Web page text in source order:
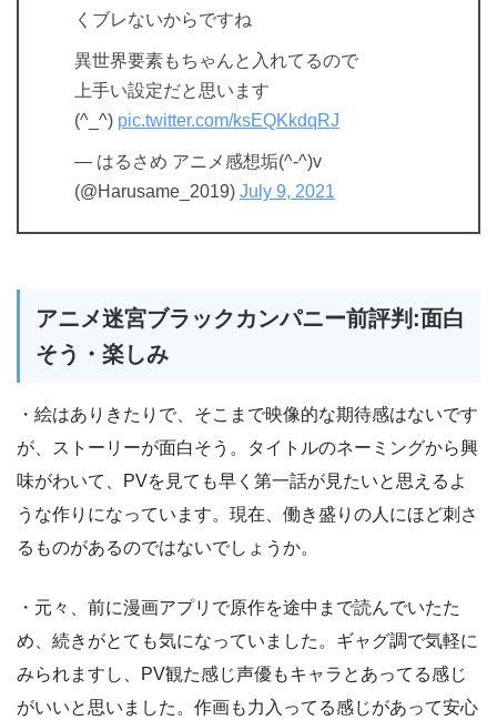
くブレないからですね
異世界要素もちゃんと入れてるので
上手い設定だと思います
(^_^) pic.twitter.com/ksEQKkdqRJ
— はるさめ アニメ感想垢(^-^)v
(@Harusame_2019) July 9, 2021
アニメ迷宮ブラックカンパニー前評判:面白
そう・楽しみ
・絵はありきたりで、そこまで映像的な期待感はないです
が、ストーリーが面白そう。タイトルのネーミングから興
味がわいて、PVを見ても早く第一話が見たいと思えるよ
うな作りになっています。現在、働き盛りの人にほど刺さ
るものがあるのではないでしょうか。
・元々、前に漫画アプリで原作を途中まで読んでいたた
め、続きがとても気になっていました。ギャグ調で気軽に
みられますし、PV観た感じ声優もキャラとあってる感じ
がいいと思いました。作画も力入ってる感じがあって安心